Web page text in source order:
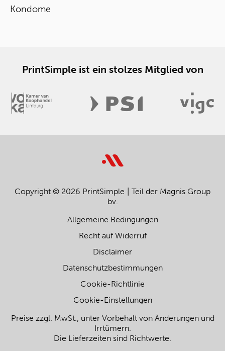
Kondome
PrintSimple ist ein stolzes Mitglied von
Copyright © 2026 PrintSimple
Teil der Magnis Group
bv.
Allgemeine Bedingungen
Recht auf Widerruf
Disclaimer
Datenschutzbestimmungen
Cookie-Richtlinie
Cookie-Einstellungen
Preise zzgl. MwSt., unter Vorbehalt von Änderungen und
Irrtümern.
Die Lieferzeiten sind Richtwerte.